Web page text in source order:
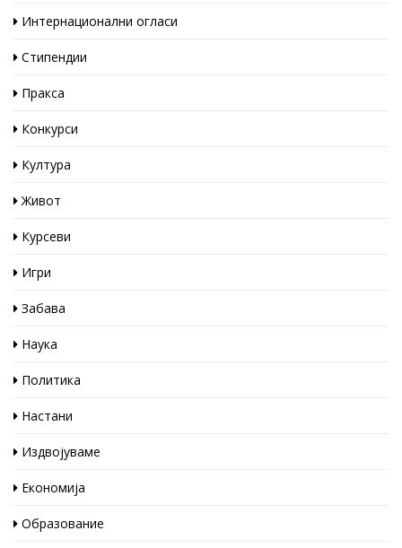
Интернационални огласи
Стипендии
Пракса
Конкурси
Култура
Живот
Курсеви
Игри
Забава
Наука
Политика
Настани
Издвојуваме
Економија
Образование